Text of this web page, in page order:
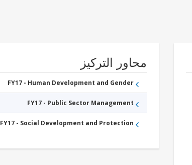
محاور التركيز
FY17 - Human Development and Gender
FY17 - Public Sector Management
FY17 - Social Development and Protection